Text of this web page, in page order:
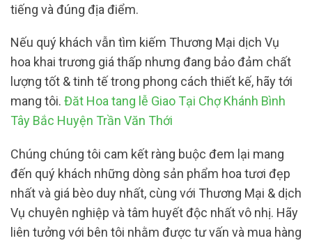
tiếng và đúng địa điểm.
Nếu quý khách vẫn tìm kiếm Thương Mại dịch Vụ
hoa khai trương giá thấp nhưng đang bảo đảm chất
lượng tốt & tinh tế trong phong cách thiết kế, hãy tới
mang tôi. Đăt Hoa tang lễ Giao Tại Chợ Khánh Bình
Tây Bắc Huyện Trần Văn Thới
Chúng chúng tôi cam kết ràng buộc đem lại mang
đến quý khách những dòng sản phẩm hoa tươi đẹp
nhất và giá bèo duy nhất, cùng với Thương Mại & dịch
Vụ chuyên nghiệp và tâm huyết độc nhất vô nhị. Hãy
liên tưởng với bên tôi nhằm được tư vấn và mua hàng